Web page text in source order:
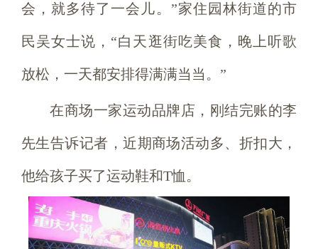
会，就多待了一会儿。”家住园林街道的市
民吴女士说，“白天逛街吃美食，晚上听歌
放松，一天都安排得满满当当。”
在商场一家运动品牌店，刚结完账的李
先生告诉记者，近期商场活动多、折扣大，
他给孩子买了运动鞋和T恤。